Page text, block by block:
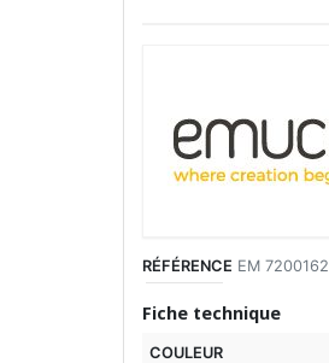
RÉFÉRENCE EM 7200162
Fiche technique
COULEUR